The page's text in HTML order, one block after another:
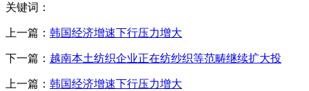
关键词：
上一篇： 韩国经济增速下行压力增大
下一篇： 越南本土纺织企业正在纺纱织等范畴继续扩大投
上一篇： 韩国经济增速下行压力增大